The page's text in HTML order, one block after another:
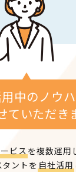
中のノウ
ていただき
ビス を複数運用
ントを 自社活用